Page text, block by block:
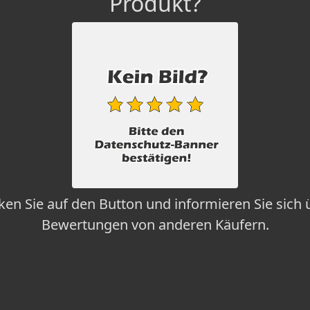
Sie auf den Button und informieren Sie sich
Bewertungen von anderen Käufern.